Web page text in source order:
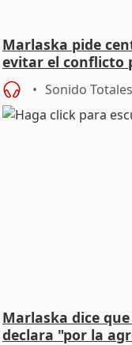
Marlaska pide
evitar el conflicto
Sonido Totales
Marlaska dice
declara "por la